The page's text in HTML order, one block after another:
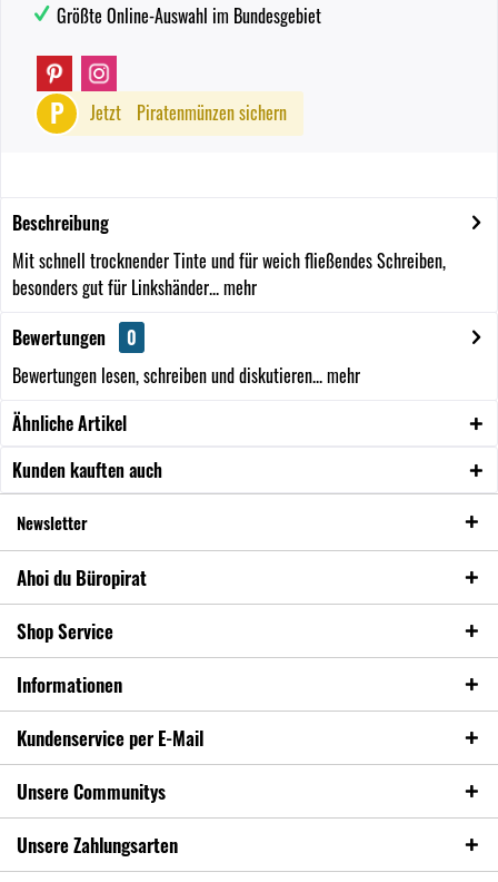
Größte Online-Auswahl im Bundesgebiet
P Jetzt Piratenmünzen sichern
Beschreibung
Mit schnell trocknender Tinte und für weich fließendes Schreiben,
besonders gut für Linkshänder...mehr
Bewertungen
0
Bewertungen lesen, schreiben und diskutieren...mehr
Ähnliche Artikel
Kunden kauften auch
Newsletter
Ahoi du Büropirat
Shop Service
Informationen
Kundenservice per E-Mail
Unsere Communitys
Unsere Zahlungsarten